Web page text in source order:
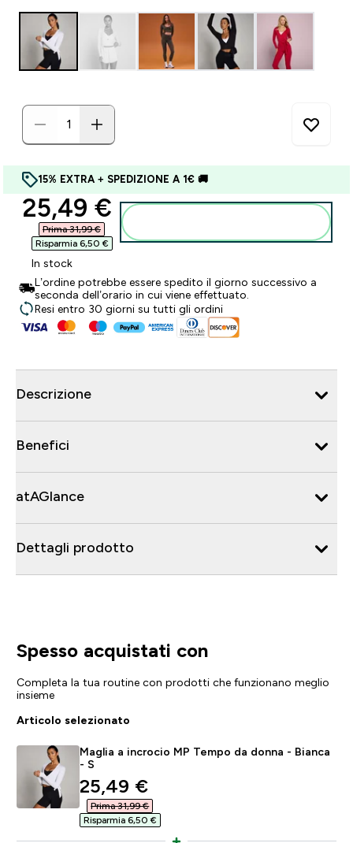
15% EXTRA + SPEDIZIONE A 1€ 🚚
discounted price
25,49 €‎
Prima 31,99 €‎
Risparmia 6,50 €‎
In stock
L’ordine potrebbe essere spedito il giorno successivo a
seconda dell’orario in cui viene effettuato.
Resi entro 30 giorni su tutti gli ordini
Descrizione
Benefici
atAGlance
Dettagli prodotto
Spesso acquistati con
Completa la tua routine con prodotti che funzionano meglio
insieme
Articolo selezionato
Maglia a incrocio MP Tempo da donna - Bianca
- S
discounted price
25,49 €‎
Prima 31,99 €‎
Risparmia 6,50 €‎